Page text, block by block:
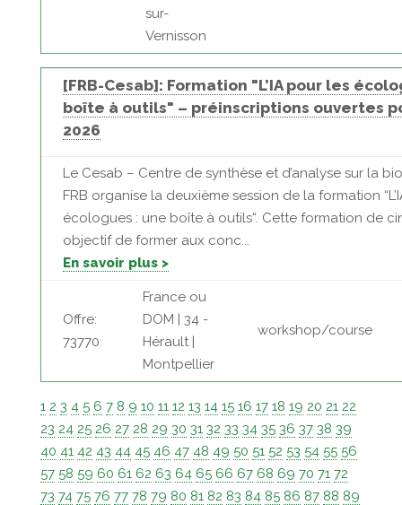
sur-
Vernisson
[FRB-Cesab]: Formation "L’IA pour les
boîte à outils" – préinscriptions ouvertes
2026
Le Cesab – Centre de synthèse et d’analyse sur la
FRB organise la deuxième session de la formation
écologues : une boîte à outils“. Cette formation de
objectif de former aux conc...
En savoir plus >
Offre:
73770
France ou
DOM | 34 -
Hérault |
Montpellier
workshop/course
1 2 3 4 5 6 7 8 9 10 11 12 13 14 15 16 17 18 19 20 21 22
23 24 25 26 27 28 29 30 31 32 33 34 35 36 37 38 39
40 41 42 43 44 45 46 47 48 49 50 51 52 53 54 55 56
57 58 59 60 61 62 63 64 65 66 67 68 69 70 71 72
73 74 75 76 77 78 79 80 81 82 83 84 85 86 87 88 89